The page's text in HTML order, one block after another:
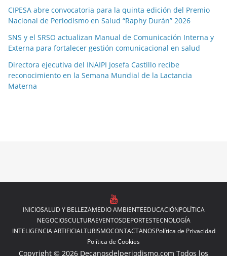
CIPESA abre convocatoria para la quinta edición del Premio
Nacional de Periodismo en Salud “Raphy Durán” 2026
SNS y el SRSO actualizan Manual de Comunicación Interna y
Externa para fortalecer gestión comunicacional en salud
Directora ejecutiva del INAIPI Josefa Castillo recibe
reconocimiento en la Semana Mundial de la Lactancia
Materna
INICIOSALUD Y BELLEZAMEDIO AMBIENTEEDUCACIÓNPOLÍTICA
NEGOCIOSCULTURAEVENTOSDEPORTESTECNOLOGÍA
INTELIGENCIA ARTIFICIALTURISMOCONTACTANOSPolítica de Privacidad
Política de Cookies
Copyright © 2026 Decanosdelperiodismo.com Todos los